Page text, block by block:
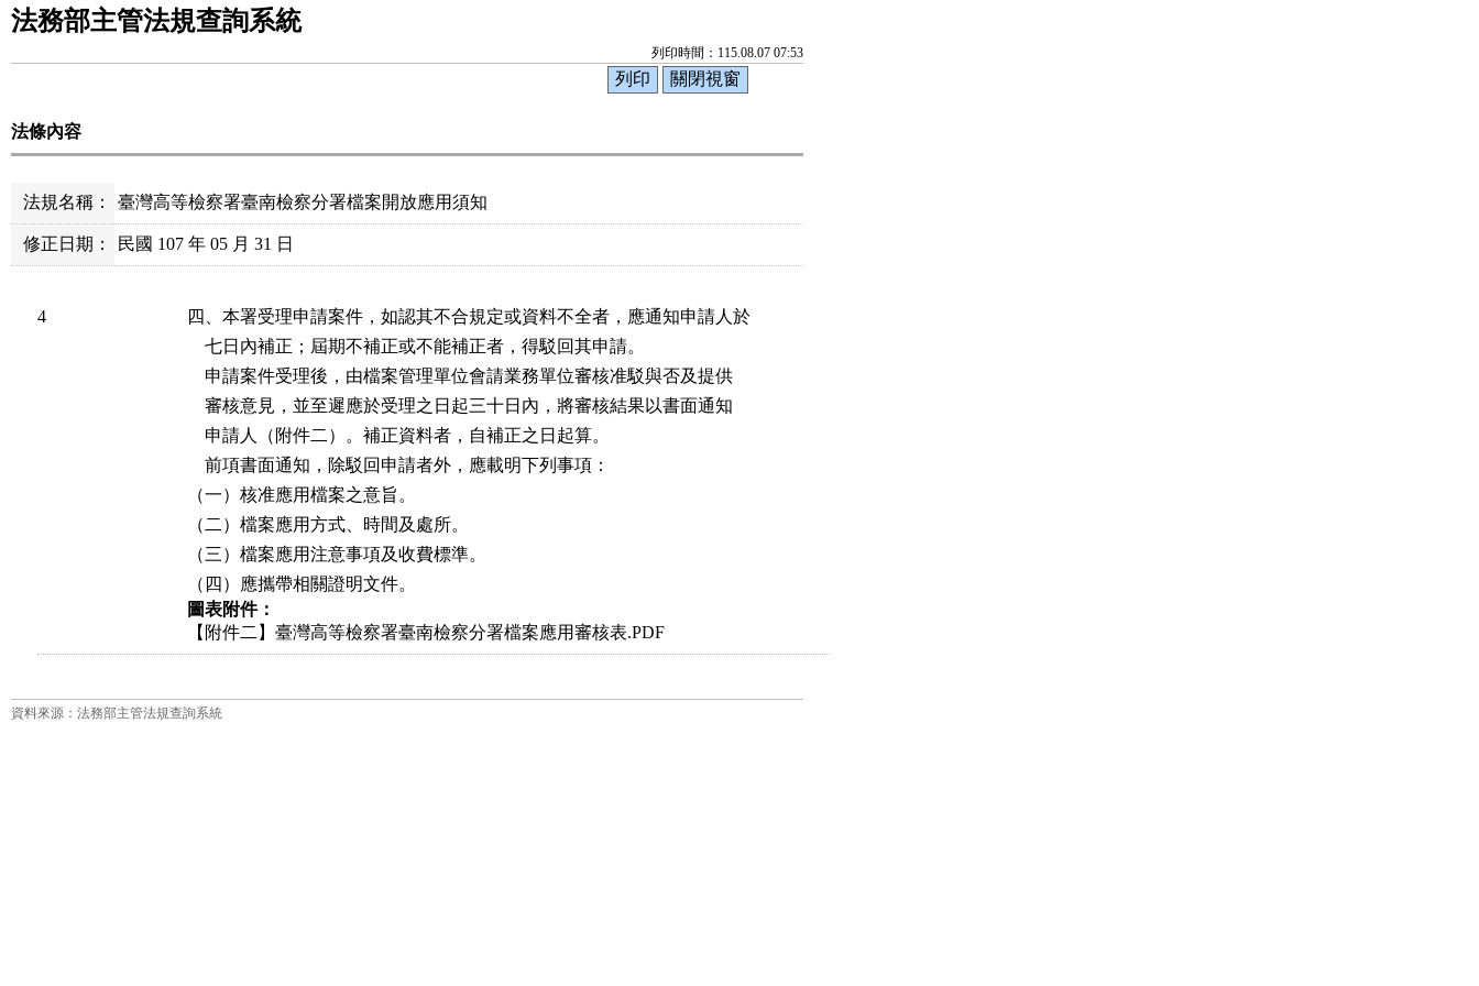
法務部主管法規查詢系統
列印時間：115.08.07 07:53
法條內容
法規名稱： 臺灣高等檢察署臺南檢察分署檔案開放應用須知
修正日期： 民國 107 年 05 月 31 日
4
四、本署受理申請案件，如認其不合規定或資料不全者，應通知申請人於
    七日內補正；屆期不補正或不能補正者，得駁回其申請。
    申請案件受理後，由檔案管理單位會請業務單位審核准駁與否及提供
    審核意見，並至遲應於受理之日起三十日內，將審核結果以書面通知
    申請人（附件二）。補正資料者，自補正之日起算。
    前項書面通知，除駁回申請者外，應載明下列事項：
（一）核准應用檔案之意旨。
（二）檔案應用方式、時間及處所。
（三）檔案應用注意事項及收費標準。
（四）應攜帶相關證明文件。
圖表附件：
【附件二】臺灣高等檢察署臺南檢察分署檔案應用審核表.PDF
資料來源：法務部主管法規查詢系統